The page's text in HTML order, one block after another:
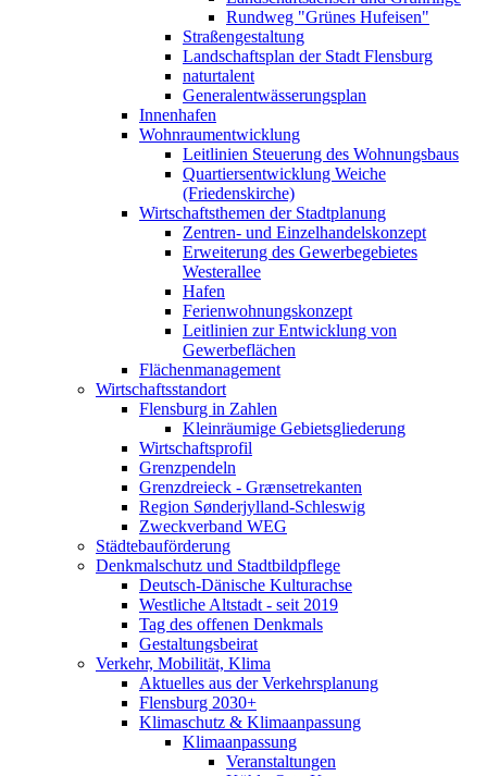
Rundweg "Grünes Hufeisen"
Straßengestaltung
Landschaftsplan der Stadt Flensburg
naturtalent
Generalentwässerungsplan
Innenhafen
Wohnraumentwicklung
Leitlinien Steuerung des Wohnungsbaus
Quartiersentwicklung Weiche
(Friedenskirche)
Wirtschaftsthemen der Stadtplanung
Zentren- und Einzelhandelskonzept
Erweiterung des Gewerbegebietes
Westerallee
Hafen
Ferienwohnungskonzept
Leitlinien zur Entwicklung von
Gewerbeflächen
Flächenmanagement
Wirtschaftsstandort
Flensburg in Zahlen
Kleinräumige Gebietsgliederung
Wirtschaftsprofil
Grenzpendeln
Grenzdreieck - Grænsetrekanten
Region Sønderjylland-Schleswig
Zweckverband WEG
Städtebauförderung
Denkmalschutz und Stadtbildpflege
Deutsch-Dänische Kulturachse
Westliche Altstadt - seit 2019
Tag des offenen Denkmals
Gestaltungsbeirat
Verkehr, Mobilität, Klima
Aktuelles aus der Verkehrsplanung
Flensburg 2030+
Klimaschutz & Klimaanpassung
Klimaanpassung
Veranstaltungen